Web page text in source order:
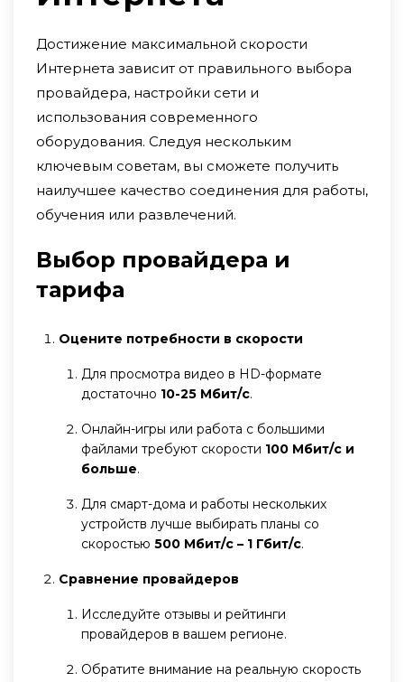
Достижение максимальной скорости
Интернета зависит от правильного выбора
провайдера, настройки сети и
использования современного
оборудования. Следуя нескольким
ключевым советам, вы сможете получить
наилучшее качество соединения для работы,
обучения или развлечений.
Выбор провайдера и
тарифа
Оцените потребности в скорости
Для просмотра видео в HD-формате
достаточно 10-25 Мбит/с.
Онлайн-игры или работа с большими
файлами требуют скорости 100 Мбит/с и
больше.
Для смарт-дома и работы нескольких
устройств лучше выбирать планы со
скоростью 500 Мбит/с – 1 Гбит/с.
Сравнение провайдеров
Исследуйте отзывы и рейтинги
провайдеров в вашем регионе.
Обратите внимание на реальную скорость